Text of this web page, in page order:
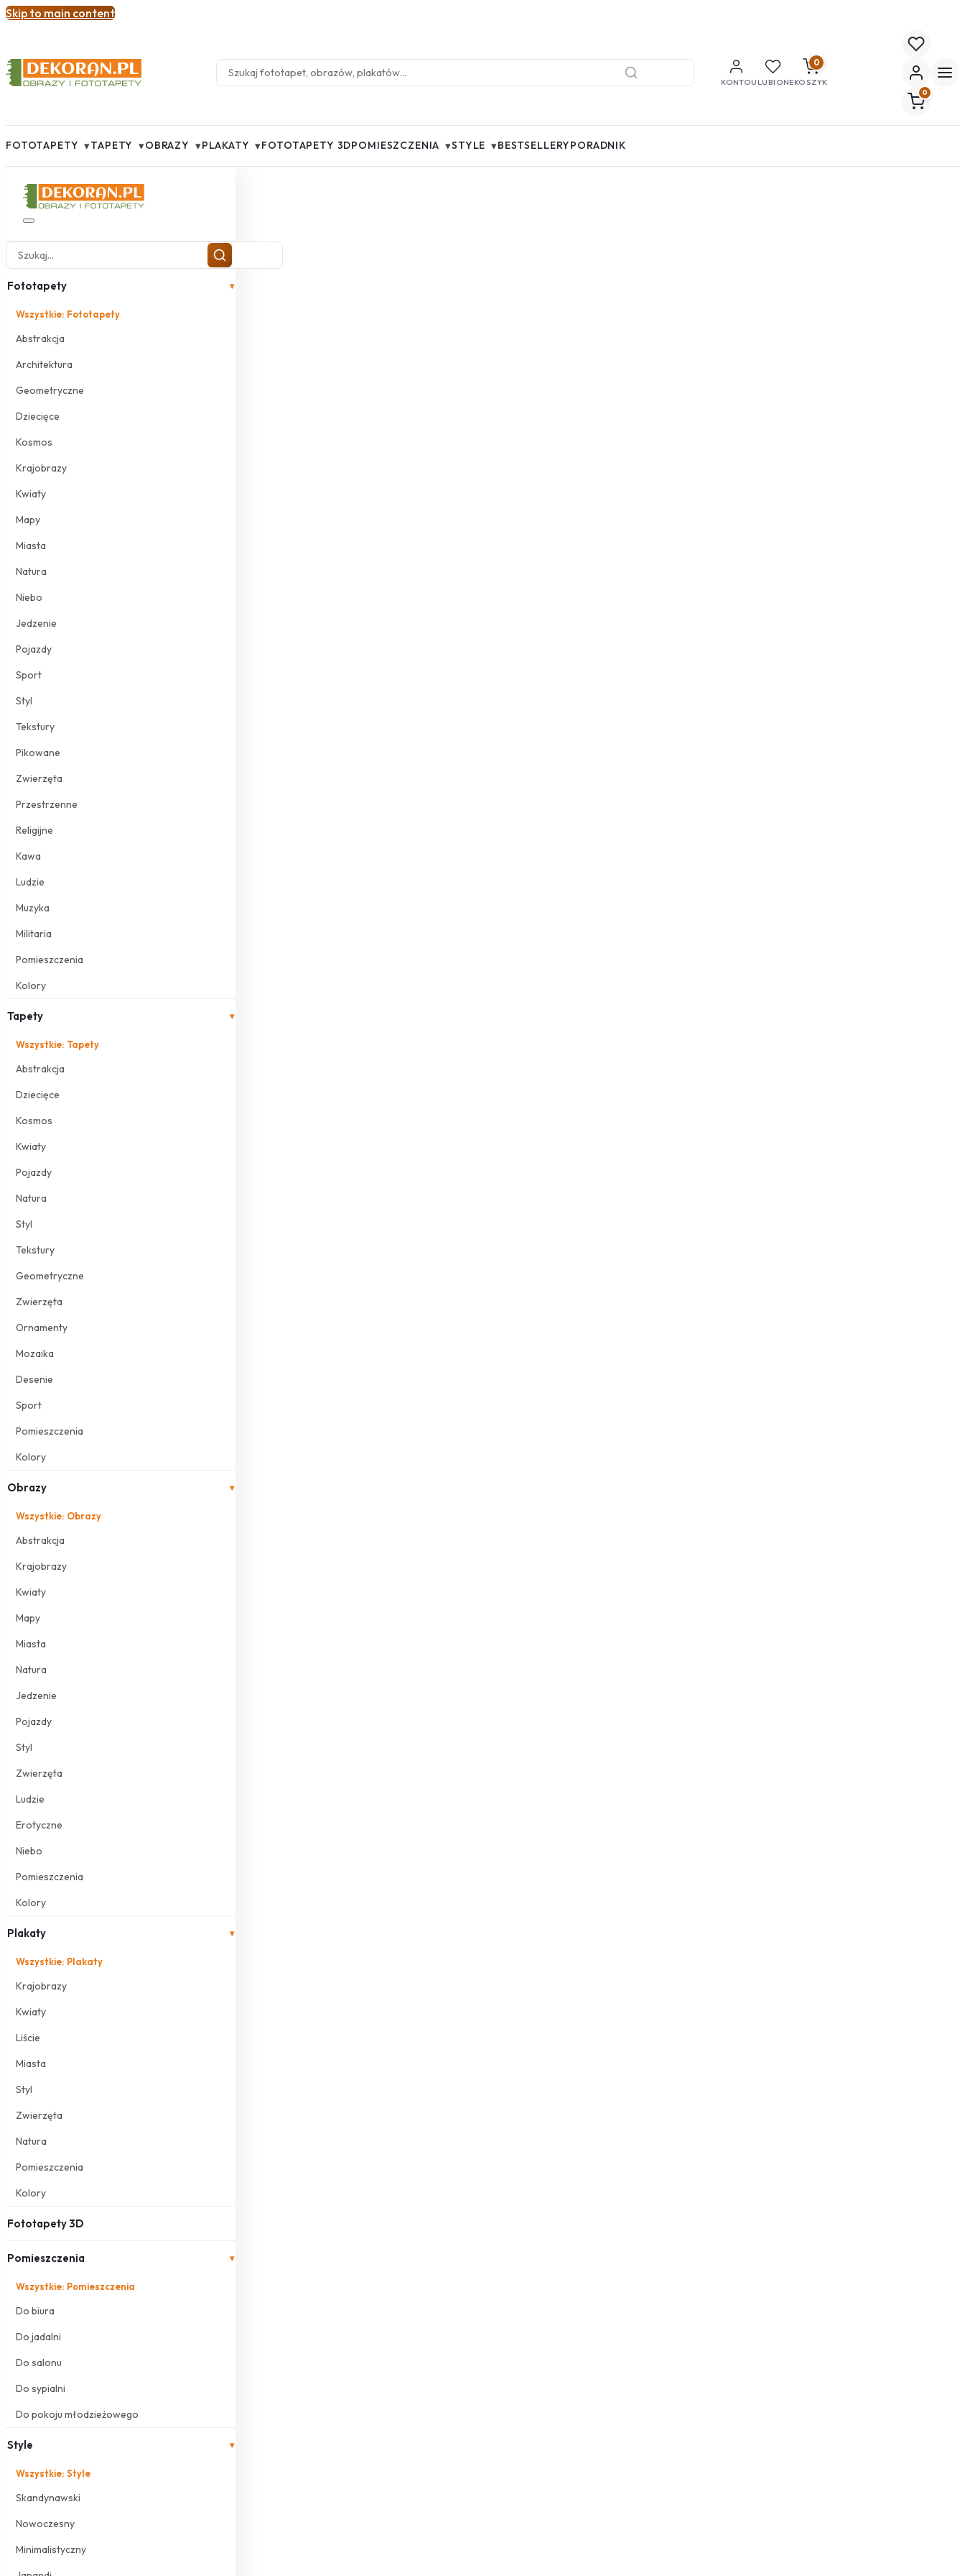
Skip to main content
KONTOULUBIONE
0
KOSZYK
0
FOTOTAPETY ▾TAPETY ▾OBRAZY ▾PLAKATY ▾FOTOTAPETY 3DPOMIESZCZENIA ▾STYLE ▾BESTSELLERYPORADNIK
Fototapety ▾
Wszystkie: Fototapety
Abstrakcja
Architektura
Geometryczne
Dziecięce
Kosmos
Krajobrazy
Kwiaty
Mapy
Miasta
Natura
Niebo
Jedzenie
Pojazdy
Sport
Styl
Tekstury
Pikowane
Zwierzęta
Przestrzenne
Religijne
Kawa
Ludzie
Muzyka
Militaria
Pomieszczenia
Kolory
Tapety ▾
Wszystkie: Tapety
Abstrakcja
Dziecięce
Kosmos
Kwiaty
Pojazdy
Natura
Styl
Tekstury
Geometryczne
Zwierzęta
Ornamenty
Mozaika
Desenie
Sport
Pomieszczenia
Kolory
Obrazy ▾
Wszystkie: Obrazy
Abstrakcja
Krajobrazy
Kwiaty
Mapy
Miasta
Natura
Jedzenie
Pojazdy
Styl
Zwierzęta
Ludzie
Erotyczne
Niebo
Pomieszczenia
Kolory
Plakaty ▾
Wszystkie: Plakaty
Krajobrazy
Kwiaty
Liście
Miasta
Styl
Zwierzęta
Natura
Pomieszczenia
Kolory
Fototapety 3D
Pomieszczenia ▾
Wszystkie: Pomieszczenia
Do biura
Do jadalni
Do salonu
Do sypialni
Do pokoju młodzieżowego
Style ▾
Wszystkie: Style
Skandynawski
Nowoczesny
Minimalistyczny